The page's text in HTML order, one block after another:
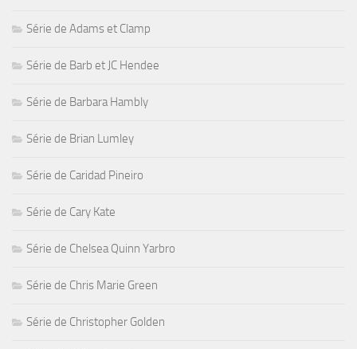
Série de Adams et Clamp
Série de Barb et JC Hendee
Série de Barbara Hambly
Série de Brian Lumley
Série de Caridad Pineiro
Série de Cary Kate
Série de Chelsea Quinn Yarbro
Série de Chris Marie Green
Série de Christopher Golden